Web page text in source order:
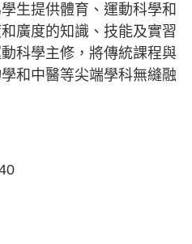
生提供體育、運動科學和
廣度的知識、技能及實習
科學主修，將傳統課程與
和中醫等尖端學科無縫融